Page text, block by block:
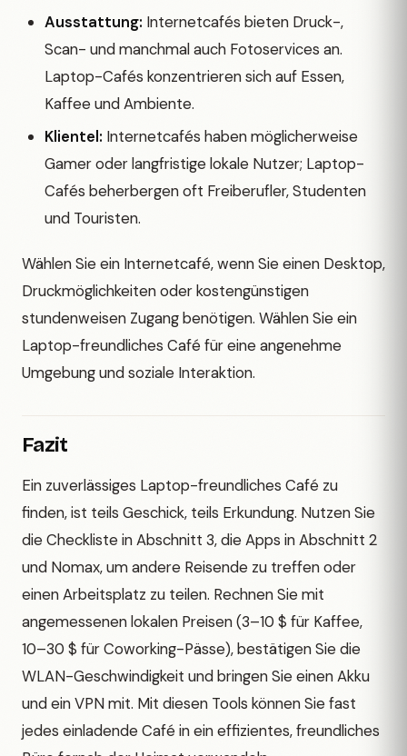
Ausstattung: Internetcafés bieten Druck-,
Scan- und manchmal auch Fotoservices an.
Laptop-Cafés konzentrieren sich auf Essen,
Kaffee und Ambiente.
Klientel: Internetcafés haben möglicherweise
Gamer oder langfristige lokale Nutzer; Laptop-
Cafés beherbergen oft Freiberufler, Studenten
und Touristen.
Wählen Sie ein Internetcafé, wenn Sie einen Desktop,
Druckmöglichkeiten oder kostengünstigen
stundenweisen Zugang benötigen. Wählen Sie ein
Laptop-freundliches Café für eine angenehme
Umgebung und soziale Interaktion.
Fazit
Ein zuverlässiges Laptop-freundliches Café zu
finden, ist teils Geschick, teils Erkundung. Nutzen Sie
die Checkliste in Abschnitt 3, die Apps in Abschnitt 2
und Nomax, um andere Reisende zu treffen oder
einen Arbeitsplatz zu teilen. Rechnen Sie mit
angemessenen lokalen Preisen (3–10 $ für Kaffee,
10–30 $ für Coworking-Pässe), bestätigen Sie die
WLAN-Geschwindigkeit und bringen Sie einen Akku
und ein VPN mit. Mit diesen Tools können Sie fast
jedes einladende Café in ein effizientes, freundliches